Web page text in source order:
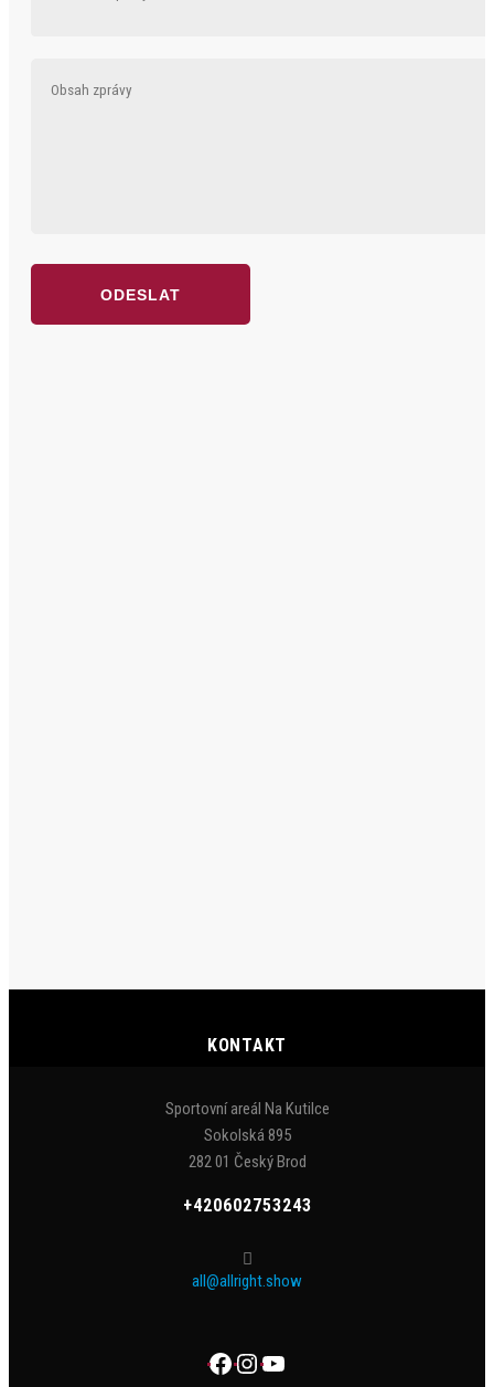
KONTAKT
Sportovní areál Na Kutilce
Sokolská 895
282 01 Český Brod
+420602753243
all@allright.show
Facebook
Instagram
YouTube